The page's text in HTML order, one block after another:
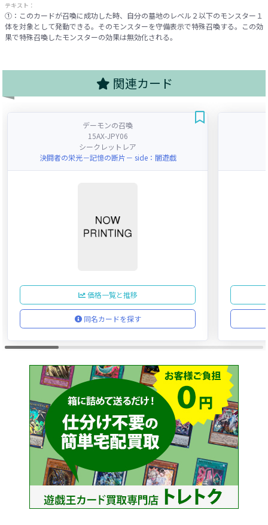
テキスト：
①：このカードが召喚に成功した時、自分の墓地のレベル２以下のモンスター１
体を対象として発動できる。そのモンスターを守備表示で特殊召喚する。この効
果で特殊召喚したモンスターの効果は無効化される。
関連カード
デーモンの召喚
15AX-JPY06
シークレットレア
決闘者の栄光－記憶の断片－ side：闇遊戯
価格一覧と推移
同名カードを探す